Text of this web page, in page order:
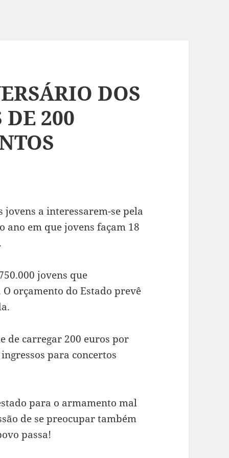
DOS
DE 200
a interessarem-se pela
em que jovens façam 18
jovens que
orçamento do Estado prevê
de carregar 200 euros por
para concertos
para o armamento mal
de se preocupar também
passa!